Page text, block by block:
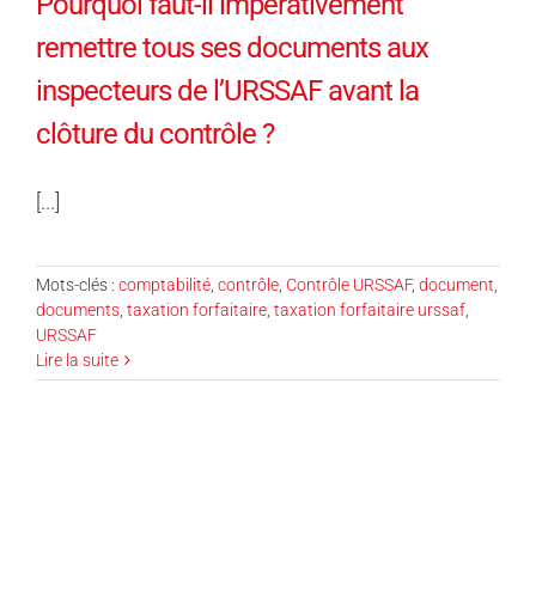
remettre tous ses documents aux
inspecteurs de l’URSSAF avant la
clôture du contrôle ?
[...]
Mots-clés : comptabilité, contrôle, Contrôle URSSAF, document,
documents, taxation forfaitaire, taxation forfaitaire urssaf,
URSSAF
Lire la suite